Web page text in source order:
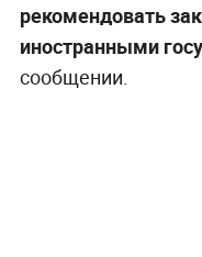
рекомендовать
иностранными
сообщении.